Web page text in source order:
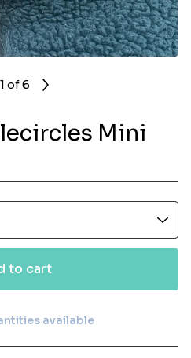
1 of 6
Mini
to cart
cartavailable